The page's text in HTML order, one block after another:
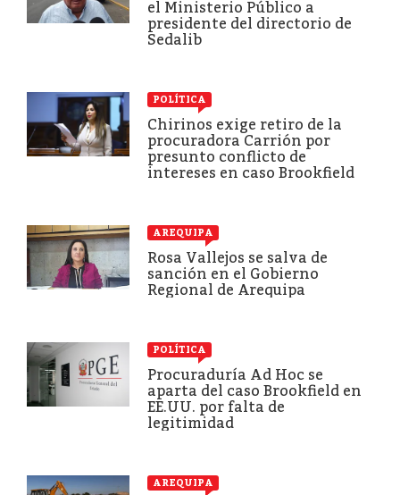
el Ministerio Público a
presidente del directorio de
Sedalib
POLÍTICA
Chirinos exige retiro de la
procuradora Carrión por
presunto conflicto de
intereses en caso Brookfield
AREQUIPA
Rosa Vallejos se salva de
sanción en el Gobierno
Regional de Arequipa
POLÍTICA
Procuraduría Ad Hoc se
aparta del caso Brookfield en
EE.UU. por falta de
legitimidad
AREQUIPA